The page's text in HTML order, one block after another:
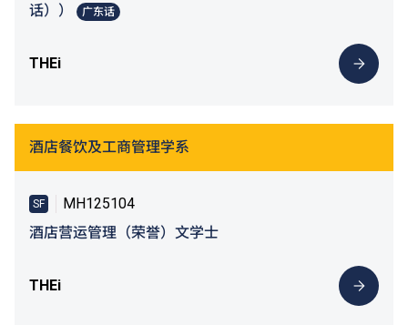
话））
广东话
THEi
酒店餐饮及工商管理学系
SF
MH125104
酒店营运管理（荣誉）文学士
THEi